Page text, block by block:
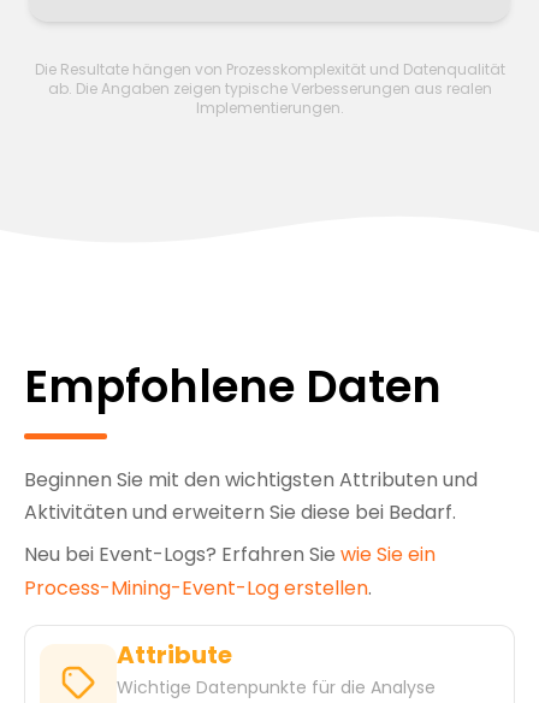
Die Resultate hängen von Prozesskomplexität und Datenqualität
ab. Die Angaben zeigen typische Verbesserungen aus realen
Implementierungen.
Empfohlene Daten
Beginnen Sie mit den wichtigsten Attributen und
Aktivitäten und erweitern Sie diese bei Bedarf.
Neu bei Event-Logs? Erfahren Sie wie Sie ein
Process-Mining-Event-Log erstellen.
Attribute
Wichtige Datenpunkte für die Analyse